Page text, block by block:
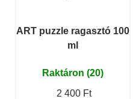
ART puzzle ragasztó 100
ml
Raktáron (20)
2 400 Ft